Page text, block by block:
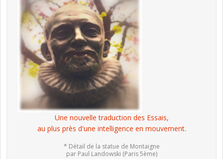
Une nouvelle traduction des Essais,
au plus près d'une intelligence en mouvement.
* Détail de la statue de Montaigne
par Paul Landowski (Paris 5ème)